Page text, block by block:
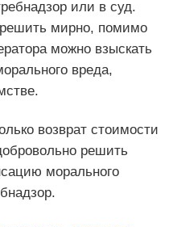
или в суд.
мирно, помимо
можно взыскать
вреда,
возврат стоимости
решить
морального